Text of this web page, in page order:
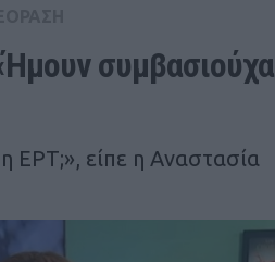
συμβασιούχα
ΕΡΤ;», είπε η Αναστασία